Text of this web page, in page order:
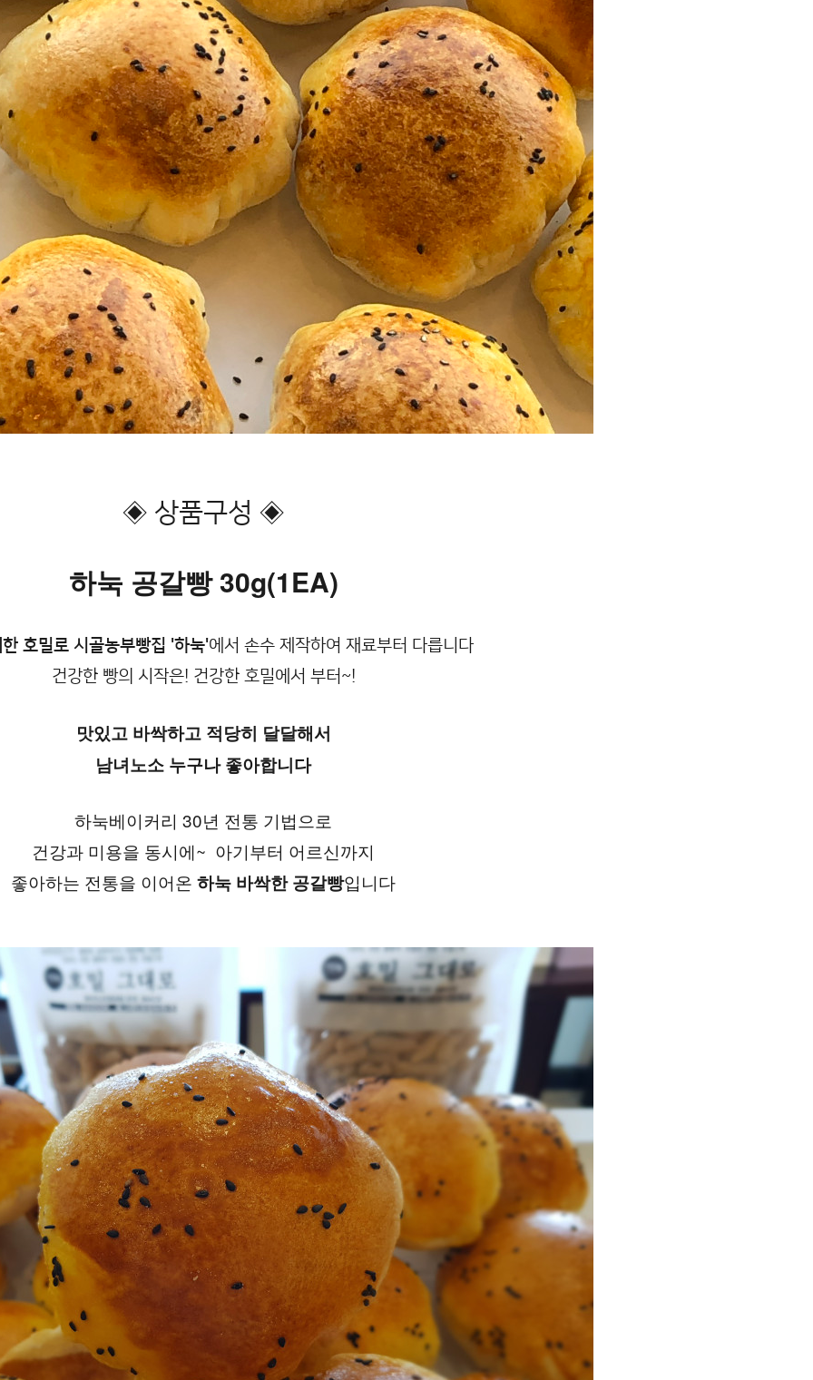
◈ 상품구성 ◈
하눅 공갈빵 30g(1EA)
호밀로 시골농부빵집 '하눅'에서 손수 제작하여 재료부터 다릅니다
건강한 빵의 시작은! 건강한 호밀에서 부터~!
맛있고 바싹하고 적당히 달달해서
남녀노소 누구나 좋아합니다
하눅베이커리 30년 전통 기법으로
건강과 미용을 동시에~  아기부터 어르신까지
좋아하는 전통을 이어온 하눅 바싹한 공갈빵입니다